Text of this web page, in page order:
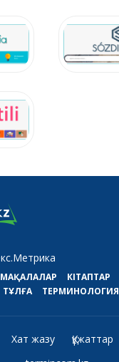
МАҚАЛАЛАР КІТАПТАР
ТҰЛҒА
ТЕРМИНОЛОГИЯ
Хат жазу Құжаттар